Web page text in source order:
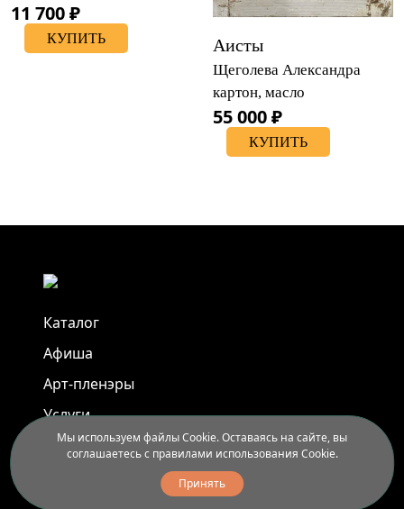
11 700 ₽
КУПИТЬ Аисты
Щеголева Александра
картон, масло
55 000 ₽
КУПИТЬ
Каталог
Афиша
Арт-пленэры
Услуги
Мы используем файлы Cookie. Оставаясь на сайте, вы
соглашаетесь с правилами использования Cookie.
Принять